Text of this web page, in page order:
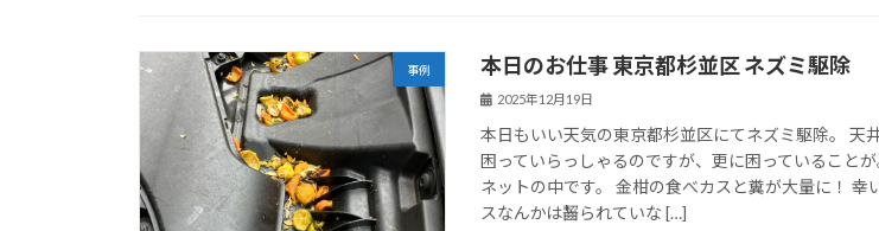
事例 本日のお仕事 東京都杉並区 ネズミ駆除
2025年12月19日
本日もいい天気の東京都杉並区にてネズミ駆除。 天
困っていらっしゃるのですが、更に困っていること
ネットの中です。 金柑の食べカスと糞が大量に！ 幸
スなんかは齧られていな […]